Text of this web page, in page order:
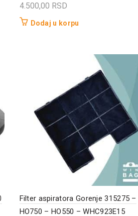
4.500,00 RSD
Dodaj u korpu
Filter aspiratora Gorenje 315275 –
HO750 – HO550 – WHC923E15